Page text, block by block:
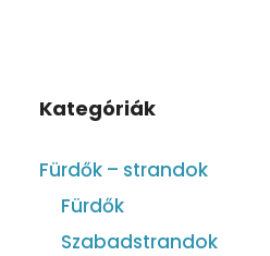
Kategóriák
Fürdők – strandok
Fürdők
Szabadstrandok